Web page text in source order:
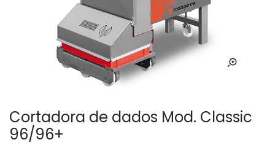
Cortadora de dados Mod. Classic
96/96+